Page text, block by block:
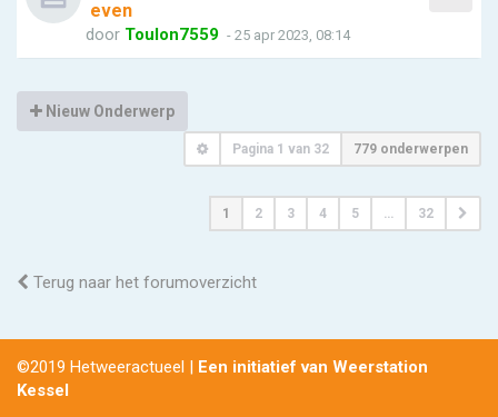
even
door Toulon7559 - 25 apr 2023, 08:14
Nieuw Onderwerp
Pagina 1 van 32 779 onderwerpen
1 2 3 4 5 … 32
Terug naar het forumoverzicht
©2019 Hetweeractueel | Een initiatief van Weerstation
Kessel